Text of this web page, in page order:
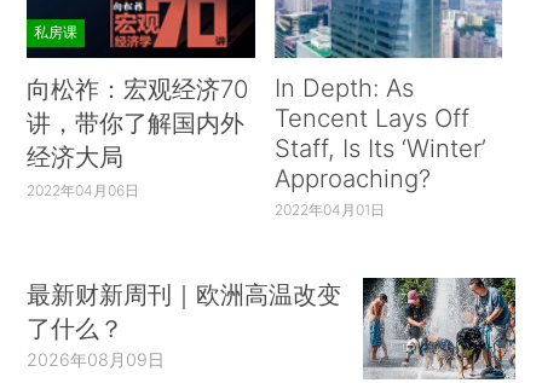
私房课
向松祚：宏观经济70
讲，带你了解国内外
经济大局
2022年04月06日
In Depth: As
Tencent Lays Off
Staff, Is Its ‘Winter’
Approaching?
2022年04月01日
最新财新周刊｜欧洲高温改变
了什么？
2026年08月09日